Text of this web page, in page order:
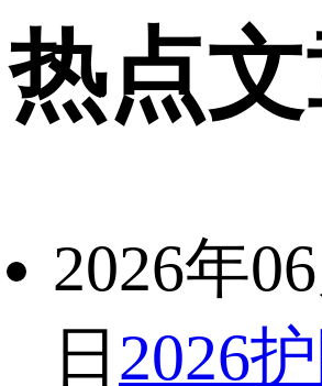
热点
2026年
日 2026